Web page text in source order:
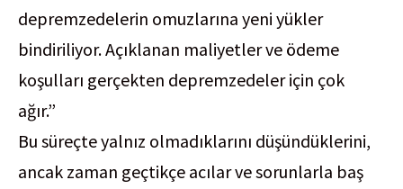
depremzedelerin omuzlarına yeni yükler
bindiriliyor. Açıklanan maliyetler ve ödeme
koşulları gerçekten depremzedeler için çok
ağır.”
Bu süreçte yalnız olmadıklarını düşündüklerini,
ancak zaman geçtikçe acılar ve sorunlarla baş